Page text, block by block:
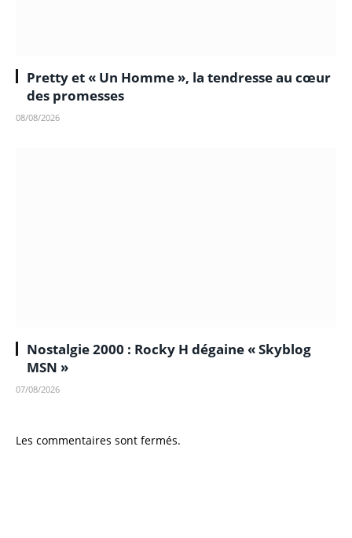
Pretty et « Un Homme », la tendresse au cœur
des promesses
08/08/2026
Nostalgie 2000 : Rocky H dégaine « Skyblog
MSN »
07/08/2026
Les commentaires sont fermés.